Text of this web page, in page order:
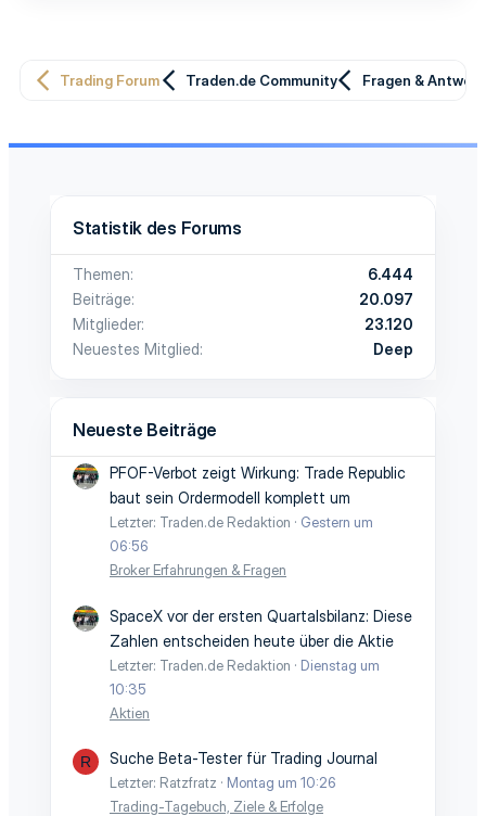
Trading Forum Traden.de Community Fragen &
Statistik des Forums
Themen
6.444
Beiträge
20.097
Mitglieder
23.120
Neuestes Mitglied
Deep
Neueste Beiträge
PFOF-Verbot zeigt Wirkung: Trade Republic
baut sein Ordermodell komplett um
Letzter: Traden.de Redaktion
Gestern um
06:56
Broker Erfahrungen & Fragen
SpaceX vor der ersten Quartalsbilanz: Diese
Zahlen entscheiden heute über die Aktie
Letzter: Traden.de Redaktion
Dienstag um
10:35
Aktien
R Suche Beta-Tester für Trading Journal
Letzter: Ratzfratz
Montag um 10:26
Trading-Tagebuch, Ziele & Erfolge